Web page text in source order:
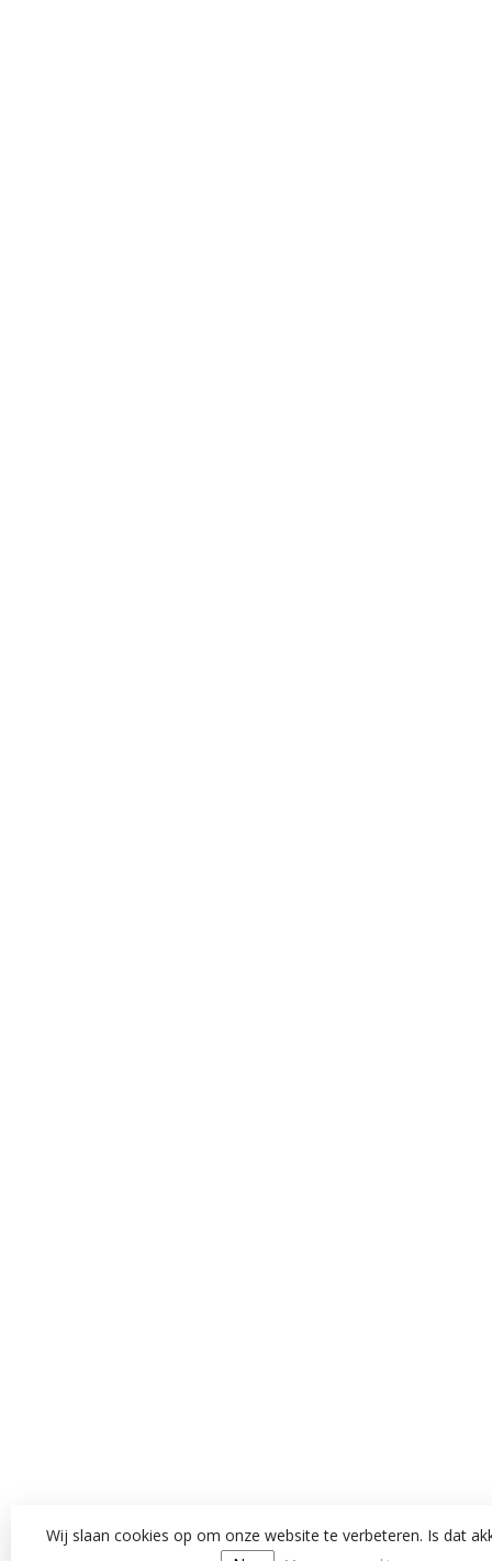
Wij slaan cookies op om onze website te verbeteren. Is dat